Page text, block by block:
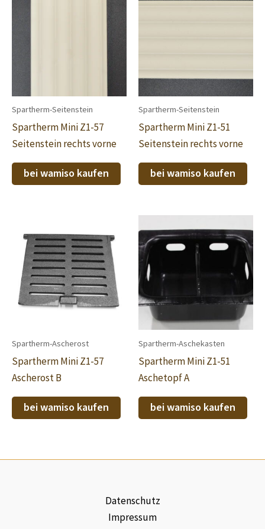
Spartherm-Seitenstein
Spartherm Mini Z1-57
Seitenstein rechts vorne
bei wamiso kaufen
Spartherm-Seitenstein
Spartherm Mini Z1-51
Seitenstein rechts vorne
bei wamiso kaufen
Spartherm-Ascherost
Spartherm Mini Z1-57
Ascherost B
bei wamiso kaufen
Spartherm-Aschekasten
Spartherm Mini Z1-51
Aschetopf A
bei wamiso kaufen
Datenschutz
Impressum